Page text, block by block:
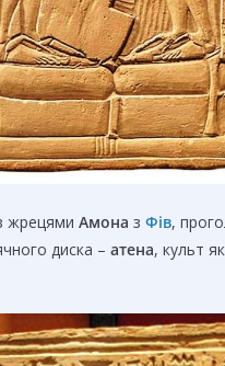
жрецями Амона з Фів,
диска – атена, культ